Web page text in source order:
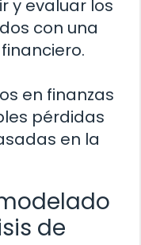
y evaluar los
con una
en finanzas
pérdidas
en la
de